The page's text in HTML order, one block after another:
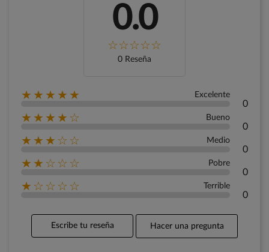
0.0
0 Reseña
★★★★★ Excelente
0
★★★★☆ Bueno
0
★★★☆☆ Medio
0
★★☆☆☆ Pobre
0
★☆☆☆☆ Terrible
0
Escribe tu reseña Hacer una pregunta